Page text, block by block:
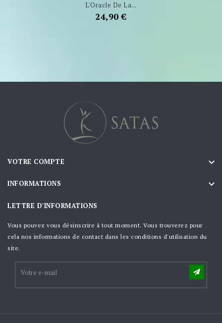
L'Oracle De La...
Prix
24,90 €
VOTRE COMPTE 
INFORMATIONS 
LETTRE D'INFORMATIONS
Vous pouvez vous désinscrire à tout moment. Vous trouverez pour
cela nos informations de contact dans les conditions d'utilisation du
site.